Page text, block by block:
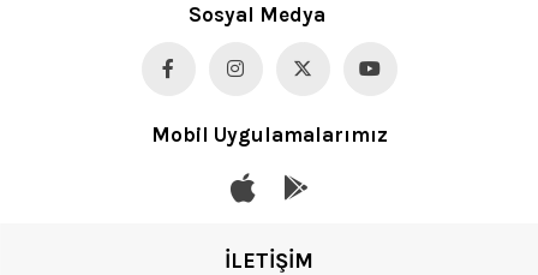
Sosyal Medya
Mobil Uygulamalarımız
İLETİŞİM